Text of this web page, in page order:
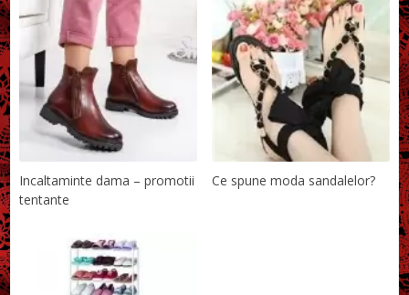
Incaltaminte dama – promotii
tentante
Ce spune moda sandalelor?